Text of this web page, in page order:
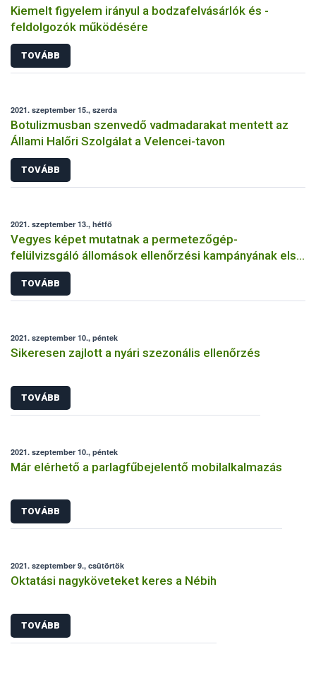
Kiemelt figyelem irányul a bodzafelvásárlók és -
feldolgozók működésére
TOVÁBB
2021. szeptember 15., szerda
Botulizmusban szenvedő vadmadarakat mentett az
Állami Halőri Szolgálat a Velencei-tavon
TOVÁBB
2021. szeptember 13., hétfő
Vegyes képet mutatnak a permetezőgép-
felülvizsgáló állomások ellenőrzési kampányának első
eredményei
TOVÁBB
2021. szeptember 10., péntek
Sikeresen zajlott a nyári szezonális ellenőrzés
TOVÁBB
2021. szeptember 10., péntek
Már elérhető a parlagfűbejelentő mobilalkalmazás
TOVÁBB
2021. szeptember 9., csütörtök
Oktatási nagyköveteket keres a Nébih
TOVÁBB